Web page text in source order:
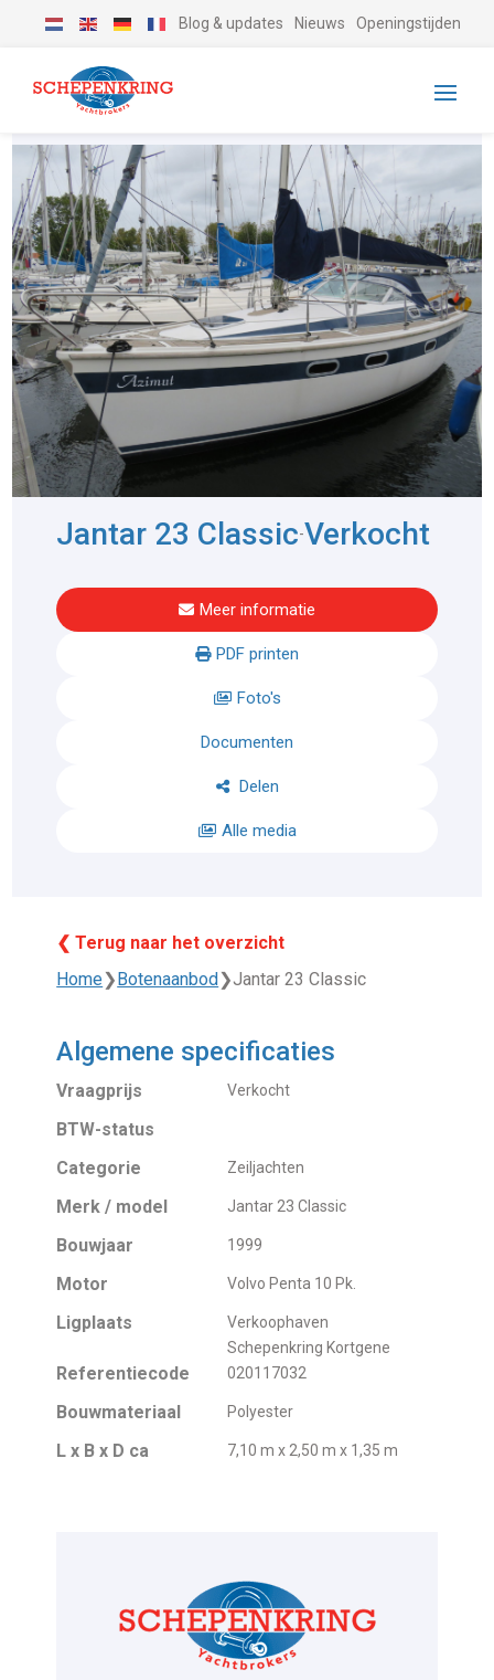
Blog & updates Nieuws Openingstijden
Jantar 23 Classic-Verkocht
Meer informatie
PDF printen
Foto's
Documenten
Delen
Alle media
❮ Terug naar het overzicht
Home❯ Botenaanbod ❯Jantar 23 Classic
Algemene specificaties
Vraagprijs Verkocht
BTW-status
Categorie
Zeiljachten
Merk / model Jantar 23 Classic
Bouwjaar 1999
Motor Volvo Penta 10 Pk.
Ligplaats
Verkoophaven
Schepenkring Kortgene
Referentiecode 020117032
Bouwmateriaal Polyester
L x B x D ca 7,10 m x 2,50 m x 1,35 m